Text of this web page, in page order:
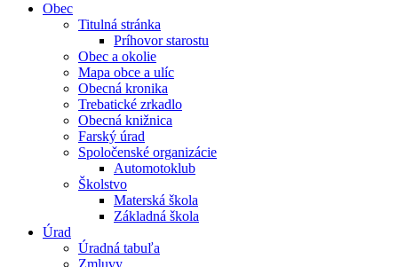
Obec
Titulná stránka
Príhovor starostu
Obec a okolie
Mapa obce a ulíc
Obecná kronika
Trebatické zrkadlo
Obecná knižnica
Farský úrad
Spoločenské organizácie
Automotoklub
Školstvo
Materská škola
Základná škola
Úrad
Úradná tabuľa
Zmluvy